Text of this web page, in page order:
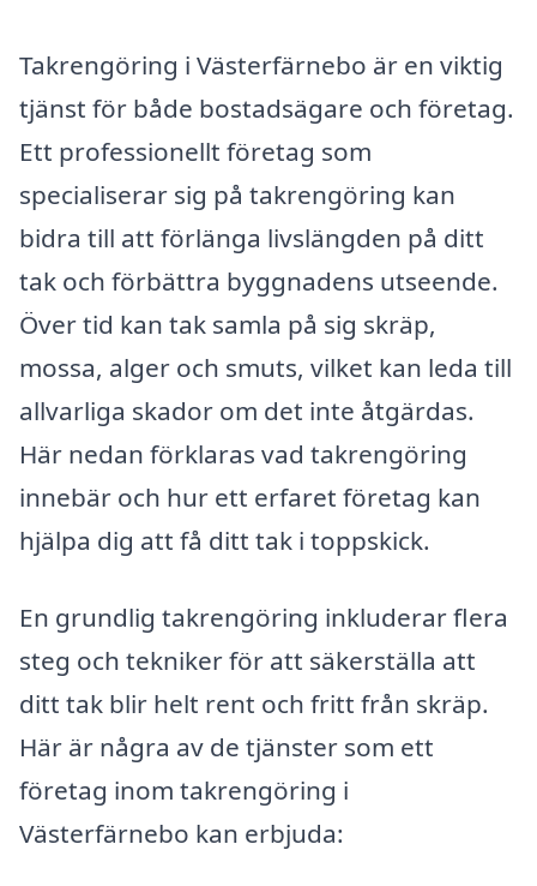
Takrengöring i Västerfärnebo är en viktig
tjänst för både bostadsägare och företag.
Ett professionellt företag som
specialiserar sig på takrengöring kan
bidra till att förlänga livslängden på ditt
tak och förbättra byggnadens utseende.
Över tid kan tak samla på sig skräp,
mossa, alger och smuts, vilket kan leda till
allvarliga skador om det inte åtgärdas.
Här nedan förklaras vad takrengöring
innebär och hur ett erfaret företag kan
hjälpa dig att få ditt tak i toppskick.
En grundlig takrengöring inkluderar flera
steg och tekniker för att säkerställa att
ditt tak blir helt rent och fritt från skräp.
Här är några av de tjänster som ett
företag inom takrengöring i
Västerfärnebo kan erbjuda: